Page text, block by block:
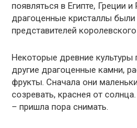
появляться в Египте, Греции
драгоценные кристаллы
представителей
Некоторые древние культуры
другие драгоценные камни,
фрукты. Сначала они
созревать, краснея от
– пришла пора снимать.